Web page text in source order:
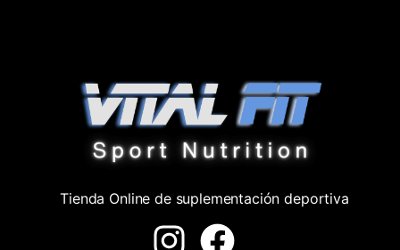
Tienda Online de suplementación deportiva